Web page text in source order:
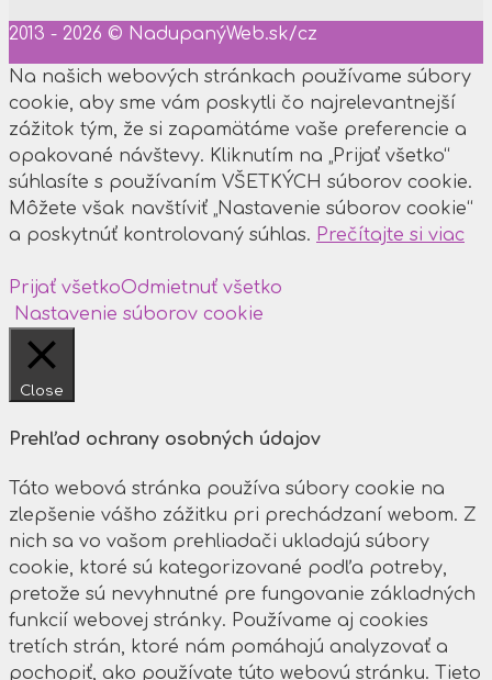
2013 - 2026 © NadupanýWeb.sk/cz
Na našich webových stránkach používame súbory
cookie, aby sme vám poskytli čo najrelevantnejší
zážitok tým, že si zapamätáme vaše preferencie a
opakované návštevy. Kliknutím na „Prijať všetko“
súhlasíte s používaním VŠETKÝCH súborov cookie.
Môžete však navštíviť „Nastavenie súborov cookie“
a poskytnúť kontrolovaný súhlas. Prečítajte si viac
Prijať všetkoOdmietnuť všetko
Nastavenie súborov cookie
Close
Prehľad ochrany osobných údajov
Táto webová stránka používa súbory cookie na
zlepšenie vášho zážitku pri prechádzaní webom. Z
nich sa vo vašom prehliadači ukladajú súbory
cookie, ktoré sú kategorizované podľa potreby,
pretože sú nevyhnutné pre fungovanie základných
funkcií webovej stránky. Používame aj cookies
tretích strán, ktoré nám pomáhajú analyzovať a
pochopiť, ako používate túto webovú stránku. Tieto